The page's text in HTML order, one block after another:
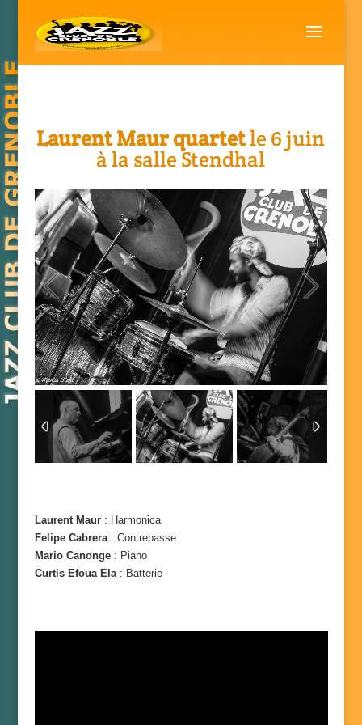
Laurent Maur quartetle 6 juin
à la salle Stendhal
2/13
Laurent Maur: Harmonica
Felipe Cabrera: Contrebasse
Mario Canonge: Piano
Curtis Efoua Ela: Batterie